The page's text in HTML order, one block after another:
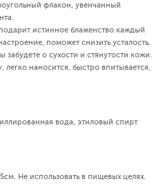
флакон, увенчанный
истинное блаженство каждый
поможет снизить усталость.
о сухости и стянутости кожи.
легко наносится, быстро впитывается,
вода, этиловый спирт
Не использовать в пищевых целях.